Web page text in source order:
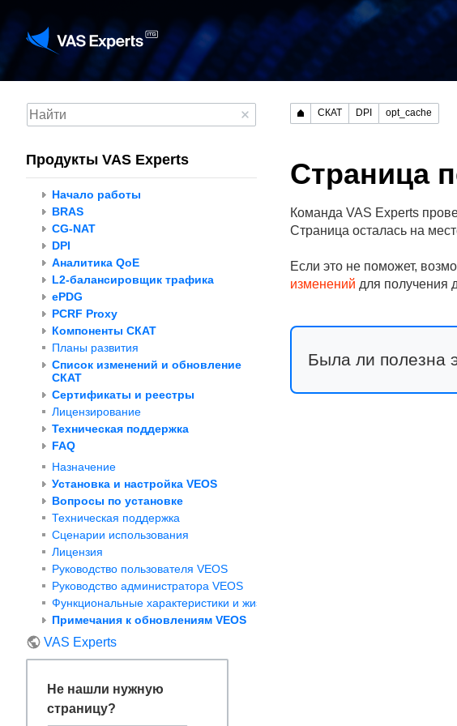
Продукты VAS Experts
Начало работы
BRAS
CG-NAT
DPI
Аналитика QoE
L2-балансировщик трафика
ePDG
PCRF Proxy
Компоненты СКАТ
Планы развития
Список изменений и обновление
СКАТ
Сертификаты и реестры
Лицензирование
Техническая поддержка
FAQ
Назначение
Установка и настройка VEOS
Вопросы по установке
Техническая поддержка
Сценарии использования
Лицензия
Руководство пользователя VEOS
Руководство администратора VEOS
Функциональные характеристики и жизненный цикл VEOS
Примечания к обновлениям VEOS
VAS Experts
Не нашли нужную
страницу?
СКАТ DPI opt_cache
Страница
Команда VAS Experts
Страница осталась на
Если это не поможет,
изменений для получения
Была ли полезна